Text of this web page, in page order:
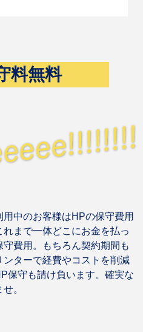
料無料
中のお客様はHPの保守費用
まで一体どこにお金を払っ
費用。もちろん契約期間も
ターで経費やコストを削減
保守も請け負います。確実な
。